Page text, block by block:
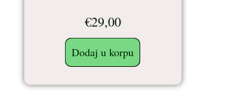
€29,00
Dodaj u korpu